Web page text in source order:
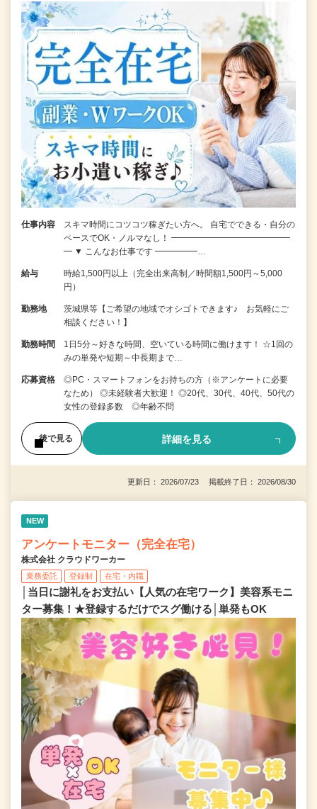
仕事内容
スキマ時間にコツコツ稼ぎたい方へ。 自宅でできる・自分の
ペースでOK・ノルマなし！ ━━━━━━━━━━━━━━
━ ▼ こんなお仕事です ━━━━━…
給与
時給1,500円以上（完全出来高制／時間額1,500円～5,000
円）
勤務地
茨城県等【ご希望の地域でオシゴトできます♪ お気軽にご
相談ください！】
勤務時間
1日5分～好きな時間、空いている時間に働けます！ ☆1回の
みの単発や短期～中長期まで…
応募資格
◎PC・スマートフォンをお持ちの方（※アンケートに必要
なため） ◎未経験者大歓迎！ ◎20代、30代、40代、50代の
女性の登録多数 ◎年齢不問
後で見る 詳細を見る
更新日： 2026/07/23 掲載終了日： 2026/08/30
NEW
アンケートモニター（完全在宅）
株式会社 クラウドワーカー
業務委託 登録制 在宅・内職
│当日に謝礼をお支払い【人気の在宅ワーク】美容系モニ
ター募集！★登録するだけでスグ働ける│単発もOK